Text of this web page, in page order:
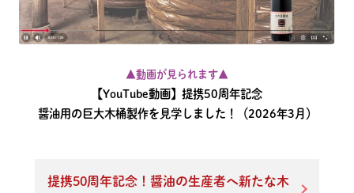
▲動画が見られます▲
【YouTube動画】提携50周年記念
醤油用の巨大木桶製作を見学しました！（2026年3月）
提携50周年記念！醤油の生産者へ新たな木